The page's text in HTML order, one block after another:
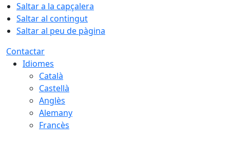
Saltar a la capçalera
Saltar al contingut
Saltar al peu de pàgina
Contactar
Idiomes
Català
Castellà
Anglès
Alemany
Francès